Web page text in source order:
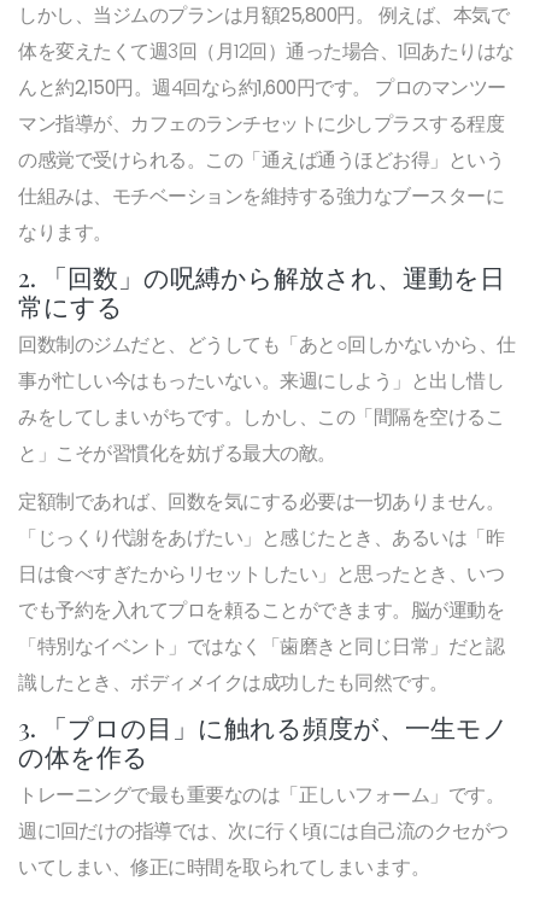
しかし、当ジムのプランは月額25,800円。 例えば、本気で
体を変えたくて週3回（月12回）通った場合、1回あたりはな
んと約2,150円。週4回なら約1,600円です。 プロのマンツー
マン指導が、カフェのランチセットに少しプラスする程度
の感覚で受けられる。この「通えば通うほどお得」という
仕組みは、モチベーションを維持する強力なブースターに
なります。
2. 「回数」の呪縛から解放され、運動を日
常にする
回数制のジムだと、どうしても「あと○回しかないから、仕
事が忙しい今はもったいない。来週にしよう」と出し惜し
みをしてしまいがちです。しかし、この「間隔を空けるこ
と」こそが習慣化を妨げる最大の敵。
定額制であれば、回数を気にする必要は一切ありません。
「じっくり代謝をあげたい」と感じたとき、あるいは「昨
日は食べすぎたからリセットしたい」と思ったとき、いつ
でも予約を入れてプロを頼ることができます。脳が運動を
「特別なイベント」ではなく「歯磨きと同じ日常」だと認
識したとき、ボディメイクは成功したも同然です。
3. 「プロの目」に触れる頻度が、一生モノ
の体を作る
トレーニングで最も重要なのは「正しいフォーム」です。
週に1回だけの指導では、次に行く頃には自己流のクセがつ
いてしまい、修正に時間を取られてしまいます。